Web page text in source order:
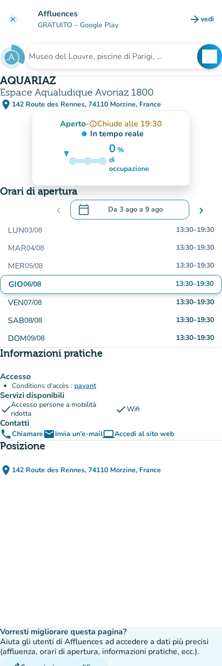
clear Affluences
GRATUITO – Google Play arrow_forward vedi
Cerca una struttura
AQUARIAZ
Espace Aqualudique Avoriaz 1800
place 142 Route des Rennes, 74110 Morzine, France
(apri in Google Maps)
(nuova scheda)
Aperto-info_outlineChiude alle 19:30
In tempo reale
0 %
35%
di
occupazione
Orari di apertura
chevron_left calendar_today Da 3 ago a 9 ago
.Aprire il calendario per modificare le
chevron_right
LUN03/08 13:30–19:30
MAR04/08 13:30–19:30
MER05/08 13:30–19:30
GIO06/08 13:30–19:30
VEN07/08 13:30–19:30
SAB08/08 13:30–19:30
DOM09/08 13:30–19:30
Informazioni pratiche
Accesso
Conditions d'accès : payant
Servizi disponibili
checkAccesso persone a mobilità
ridotta
checkWifi
Contatti
phoneChiamareemailInvia un'e-mailcomputerAccedi al sito web
(nuova scheda)
Posizione
place 142 Route des Rennes, 74110 Morzine, France
(apri in Google Maps)
(nuova scheda)
Vorresti migliorare questa pagina?
Aiuta gli utenti di Affluences ad accedere a dati più precisi
(affluenza, orari di apertura, informazioni pratiche, ecc.).